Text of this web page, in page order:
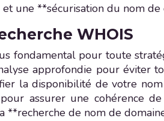
une **sécurisation du nom
WHOIS
fondamental pour toute
approfondie pour éviter
la disponibilité de votre
assurer une cohérence
de nom de